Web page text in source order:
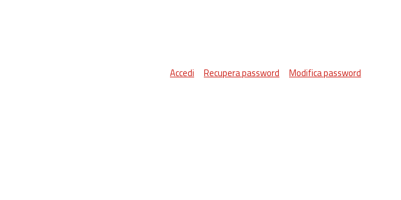
Accedi Recupera password Modifica password